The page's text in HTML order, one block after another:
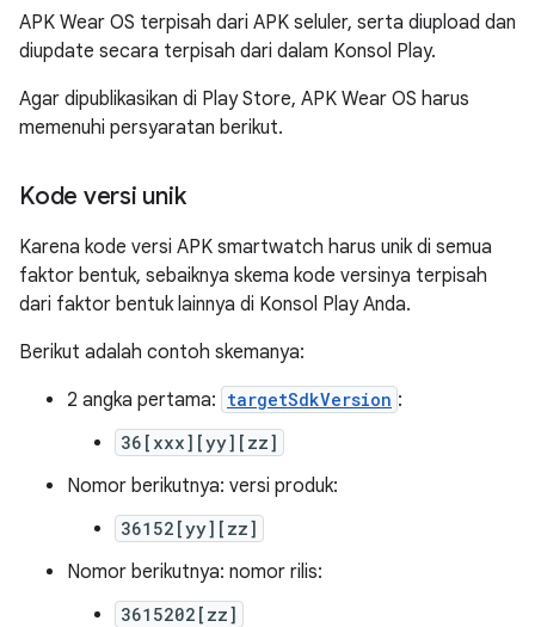
APK Wear OS terpisah dari APK seluler, serta diupload dan
diupdate secara terpisah dari dalam Konsol Play.
Agar dipublikasikan di Play Store, APK Wear OS harus
memenuhi persyaratan berikut.
Kode versi unik
Karena kode versi APK smartwatch harus unik di semua
faktor bentuk, sebaiknya skema kode versinya terpisah
dari faktor bentuk lainnya di Konsol Play Anda.
Berikut adalah contoh skemanya:
2 angka pertama: targetSdkVersion :
36[xxx][yy][zz]
Nomor berikutnya: versi produk:
36152[yy][zz]
Nomor berikutnya: nomor rilis:
3615202[zz]